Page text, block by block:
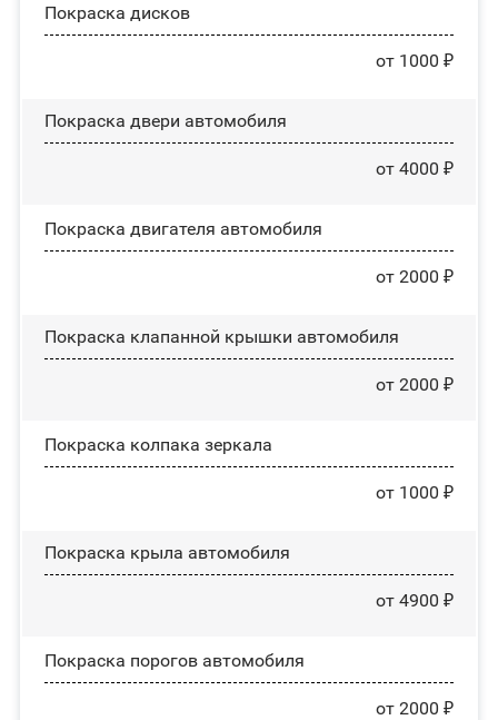
Покраска дисков
от 1000 ₽
Покраска двери автомобиля
от 4000 ₽
Покраска двигателя автомобиля
от 2000 ₽
Покраска клапанной крышки автомобиля
от 2000 ₽
Покраска колпака зеркала
от 1000 ₽
Покраска крыла автомобиля
от 4900 ₽
Покраска порогов автомобиля
от 2000 ₽